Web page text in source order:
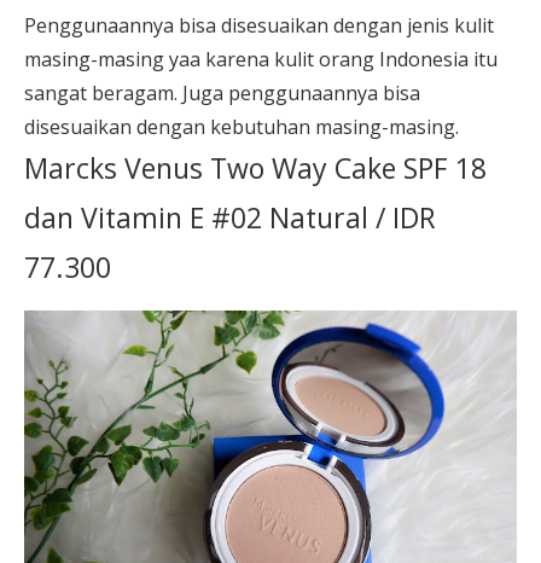
Penggunaannya bisa disesuaikan dengan jenis kulit
masing-masing yaa karena kulit orang Indonesia itu
sangat beragam. Juga penggunaannya bisa
disesuaikan dengan kebutuhan masing-masing.
Marcks Venus Two Way Cake SPF 18
dan Vitamin E #02 Natural / IDR
77.300